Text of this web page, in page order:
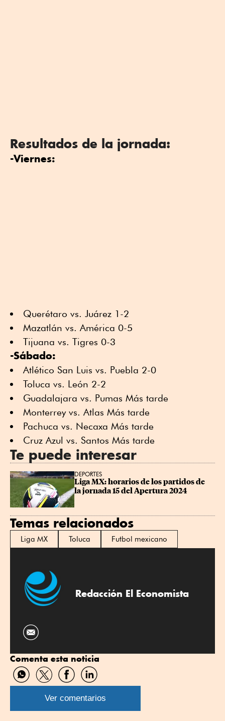
Resultados de la jornada:
-Viernes:
Querétaro vs. Juárez 1-2
Mazatlán vs. América 0-5
Tijuana vs. Tigres 0-3
-Sábado:
Atlético San Luis vs. Puebla 2-0
Toluca vs. León 2-2
Guadalajara vs. Pumas Más tarde
Monterrey vs. Atlas Más tarde
Pachuca vs. Necaxa Más tarde
Cruz Azul vs. Santos Más tarde
Te puede interesar
DEPORTES
Liga MX: horarios de los partidos de
la jornada 15 del Apertura 2024
Temas relacionados
Liga MX Toluca Futbol mexicano
Redacción El Economista
Comenta esta noticia
Compartir
por
WhatsApp
Compartir
por
Twitter
Compartir
por
Facebook
Compartir
por
Linkedin
Ver comentarios